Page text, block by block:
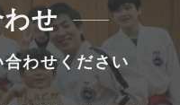
せ
わせください